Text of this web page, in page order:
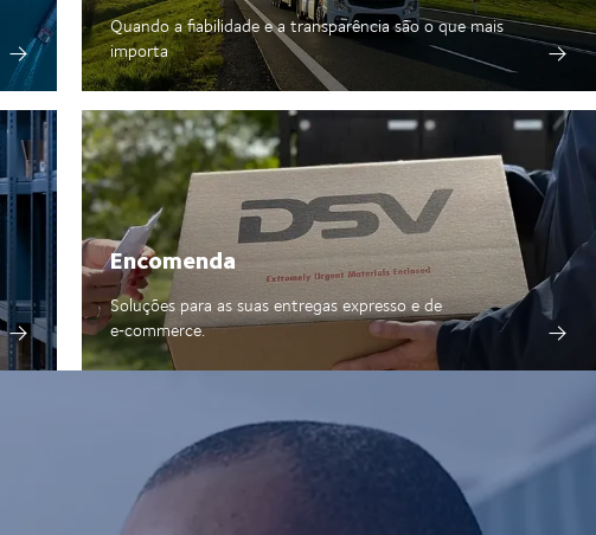
Quando a fiabilidade e a transparência são o que mais
importa
Encomenda
Soluções para as suas entregas expresso e de
e‑commerce.